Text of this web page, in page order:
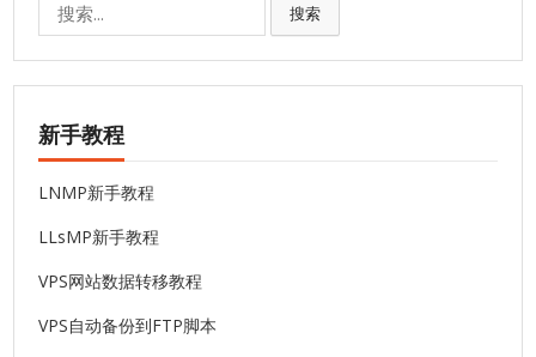
搜索
新手教程
LNMP新手教程
LLsMP新手教程
VPS网站数据转移教程
VPS自动备份到FTP脚本